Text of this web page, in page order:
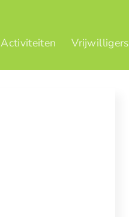
Activiteiten Vrijwilligers